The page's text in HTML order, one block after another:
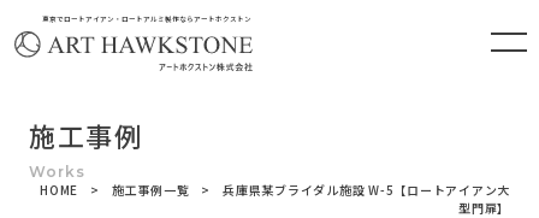
東京でロートアイアン・ロートアルミ製作ならアートホクストン
施工事例
HOME 施工事例一覧
兵庫県某ブライダル施設 W-5【ロートアイアン大
型門扉】